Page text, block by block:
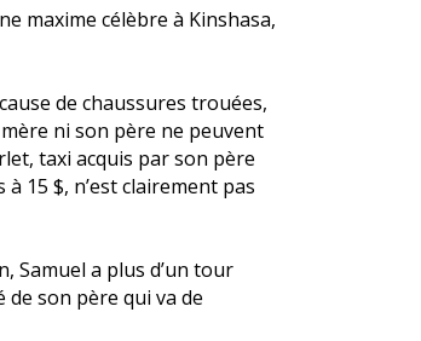
maxime célèbre à Kinshasa,
de chaussures trouées,
ni son père ne peuvent
taxi acquis par son père
15 $, n’est clairement pas
Samuel a plus d’un tour
de son père qui va de